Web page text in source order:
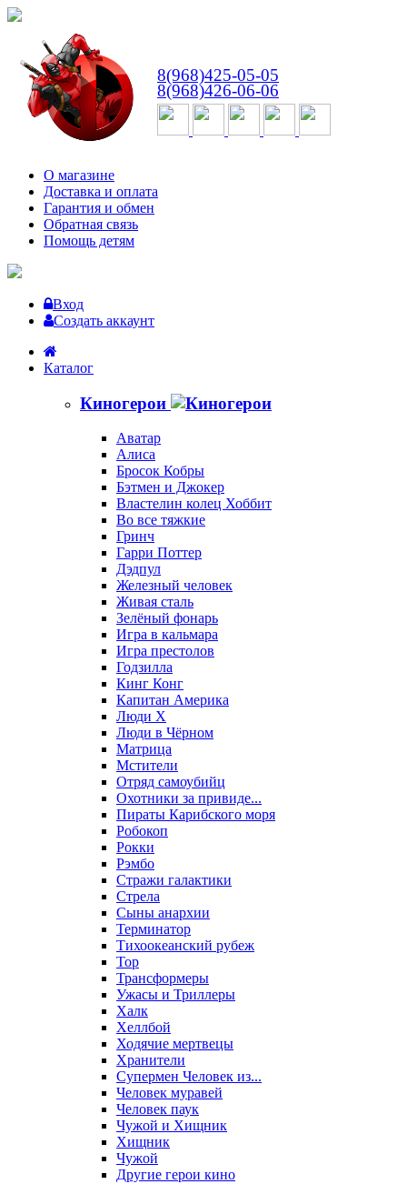
8(968)425-05-05
8(968)426-06-06
О магазине
Доставка и оплата
Гарантия и обмен
Обратная связь
Помощь детям
Вход
Создать аккаунт
Каталог
Киногерои
Аватар
Алиса
Бросок Кобры
Бэтмен и Джокер
Властелин колец Хоббит
Во все тяжкие
Гринч
Гарри Поттер
Дэдпул
Железный человек
Живая сталь
Зелёный фонарь
Игра в кальмара
Игра престолов
Годзилла
Кинг Конг
Капитан Америка
Люди X
Люди в Чёрном
Матрица
Мстители
Отряд самоубийц
Охотники за привиде...
Пираты Карибского моря
Робокоп
Рокки
Рэмбо
Стражи галактики
Стрела
Сыны анархии
Терминатор
Тихоокеанский рубеж
Тор
Трансформеры
Ужасы и Триллеры
Халк
Хеллбой
Ходячие мертвецы
Хранители
Супермен Человек из...
Человек муравей
Человек паук
Чужой и Хищник
Хищник
Чужой
Другие герои кино